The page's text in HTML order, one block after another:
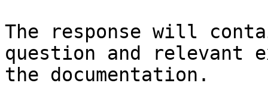
The response will
question and relevant
the documentation.